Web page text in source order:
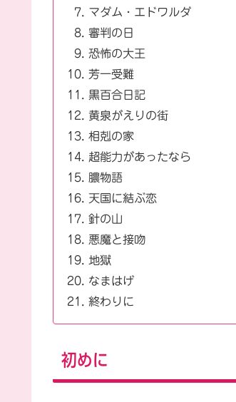
マダム・エドワルダ
審判の日
恐怖の大王
芳一受難
黒百合日記
黄泉がえりの街
相剋の家
超能力があったなら
膿物語
天国に結ぶ恋
針の山
悪魔と接吻
地獄
なまはげ
終わりに
初めに